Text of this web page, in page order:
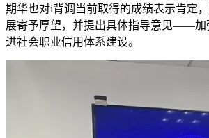
期华也对i背调当前取得的成绩表示肯定
展寄予厚望，并提出具体指导意见——加
进社会职业信用体系建设。